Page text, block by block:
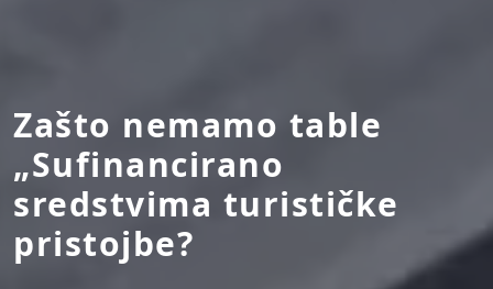
Zašto nemamo table
„Sufinancirano
sredstvima turističke
pristojbe?